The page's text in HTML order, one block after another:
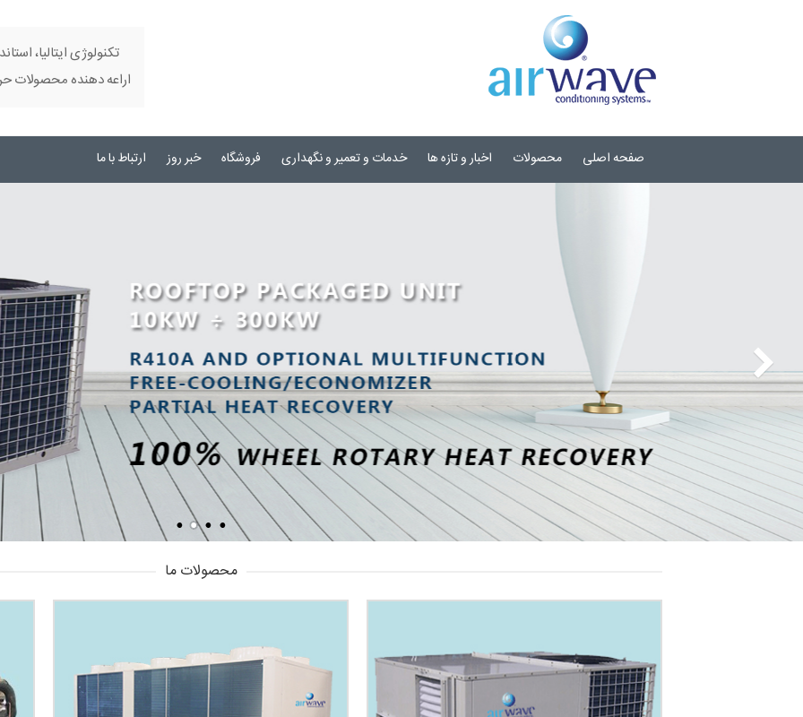
تکنولوژی ایتالیا،
اراعه دهنده محصولات
صفحه اصلی محصولات اخبار و تازه ها خدمات و تعمیر و نگهداری فروشگاه خبر روز ارتباط با ما
محصولات ما